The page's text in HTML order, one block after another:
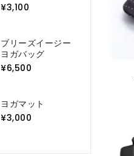
¥3,100
ブリーズイージー
ヨガバッグ
¥6,500
ヨガマット
¥3,000